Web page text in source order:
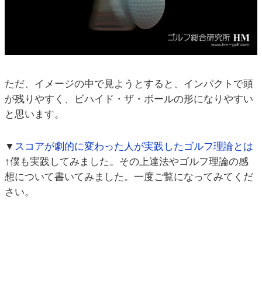
ただ、イメージの中で見ようとすると、インパクトで頭
が残りやすく、ビハイド・ザ・ボールの形になりやすい
と思います。
▼ スコアが劇的に変わった人が実践したゴルフ理論とは
↑僕も実践してみました。その上達法やゴルフ理論の感
想について書いてみました。一度ご覧になってみてくだ
さい。